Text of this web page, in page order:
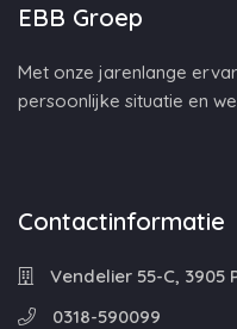
EBB Groep
Met onze jarenlange
persoonlijke situatie en
Contactinformatie
Vendelier 55-C, 3905
0318-590099